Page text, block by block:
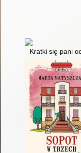
Kratki się pani